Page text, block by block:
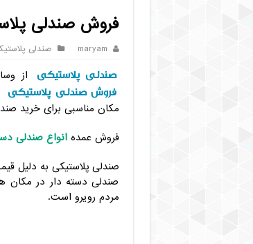
فروش صندلی
maryam صندلی
صندلی پلاستیکی از
فروش صندلی پلاستیکی
مکان مناسبی برای خرید
فروش عمدهانواع صندلی
صندلی پلاستیکی به دلیل
صندلی دسته دار در مکان
مردم رویرو است.